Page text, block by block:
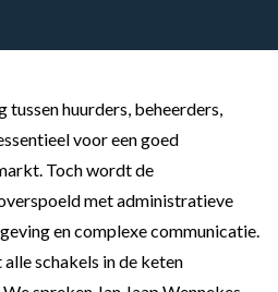
tussen huurders, beheerders,
voor een goed
Toch wordt de
met administratieve
en complexe communicatie.
schakels in de keten